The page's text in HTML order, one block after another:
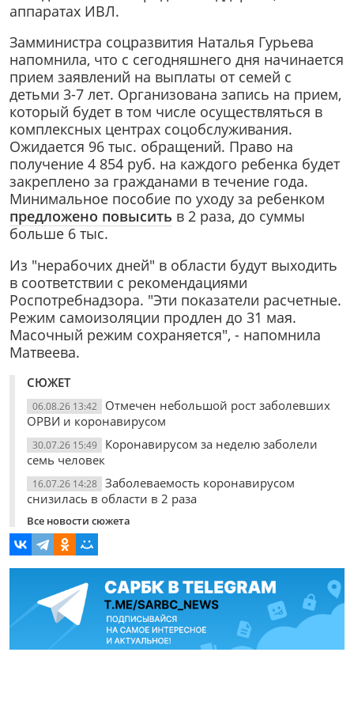
аппаратах ИВЛ.
Замминистра соцразвития Наталья Гурьева
напомнила, что с сегодняшнего дня начинается
прием заявлений на выплаты от семей с
детьми 3-7 лет. Организована запись на прием,
который будет в том числе осуществляться в
комплексных центрах соцобслуживания.
Ожидается 96 тыс. обращений. Право на
получение 4 854 руб. на каждого ребенка будет
закреплено за гражданами в течение года.
Минимальное пособие по уходу за ребенком
предложено повысить в 2 раза, до суммы
больше 6 тыс.
Из "нерабочих дней" в области будут выходить
в соответствии с рекомендациями
Роспотребнадзора. "Эти показатели расчетные.
Режим самоизоляции продлен до 31 мая.
Масочный режим сохраняется", - напомнила
Матвеева.
СЮЖЕТ
06.08.26 13:42
Отмечен небольшой рост заболевших
ОРВИ и коронавирусом
30.07.26 15:49
Коронавирусом за неделю заболели
семь человек
16.07.26 14:28
Заболеваемость коронавирусом
снизилась в области в 2 раза
Все новости сюжета